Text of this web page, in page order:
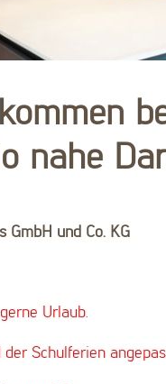
nahe
GmbH und Co. KG
Urlaub.
Schulferien